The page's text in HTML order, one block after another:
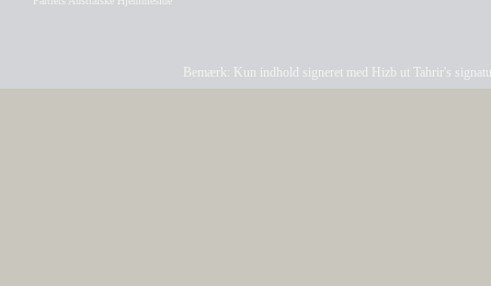
Bemærk: Kun indhold signeret med Hizb ut Tahrir's